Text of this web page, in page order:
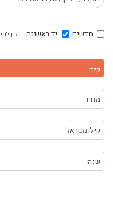
חדשים יד ראשונה מיין לפי
בחר יצרן
קיה
מחיר
קילומטראז'
שנה